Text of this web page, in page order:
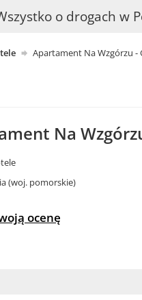
o drogach w
Apartament Na Wzgórzu -
Na
(woj. pomorskie)
ocenę